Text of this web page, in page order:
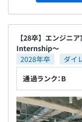
【28卒】エンジニ
Internship〜
2028年卒
ダイ
通過ランク：B